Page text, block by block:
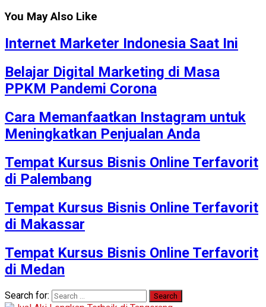
You May Also Like
Internet Marketer Indonesia Saat Ini
Belajar Digital Marketing di Masa
PPKM Pandemi Corona
Cara Memanfaatkan Instagram untuk
Meningkatkan Penjualan Anda
Tempat Kursus Bisnis Online Terfavorit
di Palembang
Tempat Kursus Bisnis Online Terfavorit
di Makassar
Tempat Kursus Bisnis Online Terfavorit
di Medan
Search for: